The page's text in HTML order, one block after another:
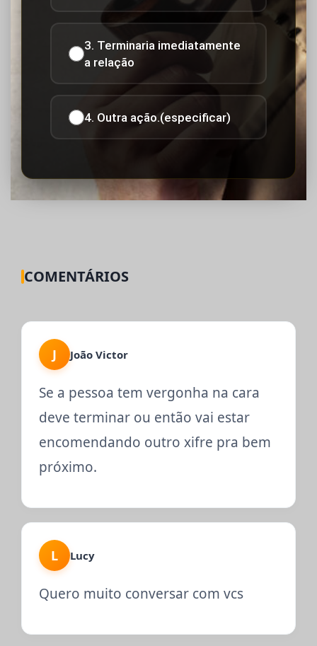
3. Terminaria imediatamente
a relação
4. Outra ação.(especificar)
COMENTÁRIOS
J João Victor
Se a pessoa tem vergonha na cara
deve terminar ou então vai estar
encomendando outro xifre pra bem
próximo.
L Lucy
Quero muito conversar com vcs